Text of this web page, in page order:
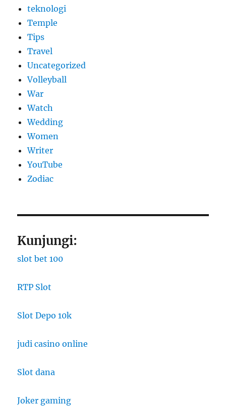
teknologi
Temple
Tips
Travel
Uncategorized
Volleyball
War
Watch
Wedding
Women
Writer
YouTube
Zodiac
Kunjungi:
slot bet 100
RTP Slot
Slot Depo 10k
judi casino online
Slot dana
Joker gaming